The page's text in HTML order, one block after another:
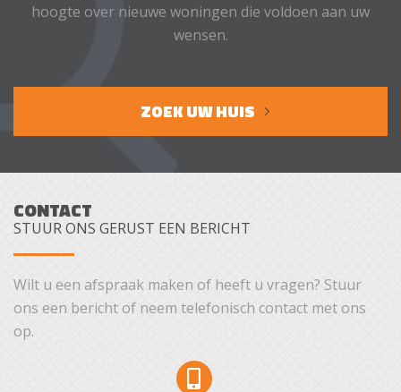
hoogte over nieuwe woningen die voldoen aan uw
wensen.
ZOEK UW HUIS
CONTACT
STUUR ONS GERUST EEN BERICHT
Wilt u een afspraak maken of heeft u vragen? Stuur
ons een bericht of neem telefonisch contact met ons
op.